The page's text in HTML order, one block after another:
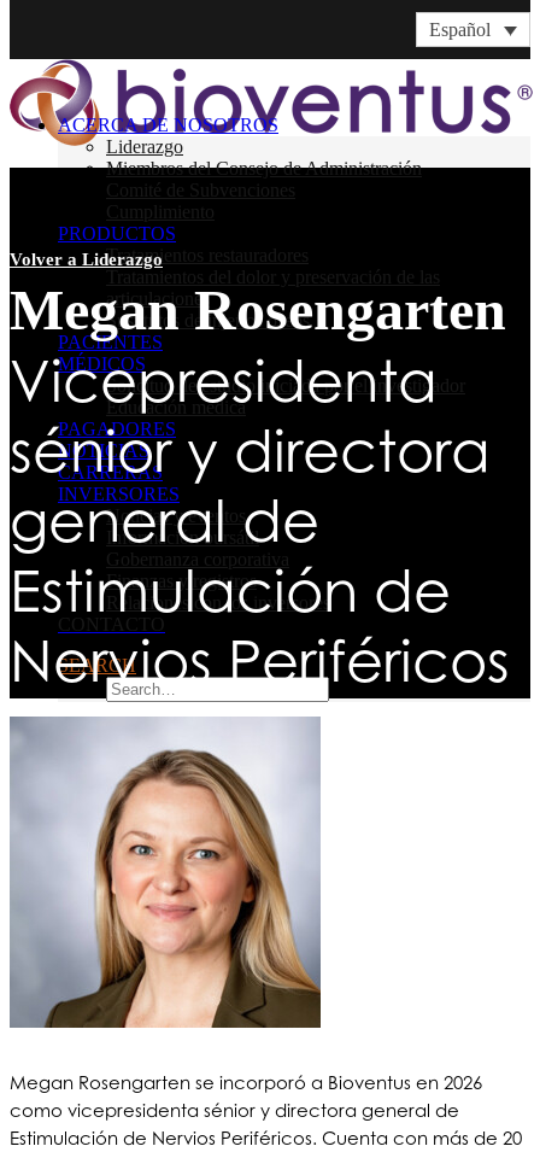
Español
ACERCA DE NOSOTROS
Liderazgo
Miembros del Consejo de Administración
Comité de Subvenciones
Cumplimiento
PRODUCTOS
Tratamientos restauradores
Tratamientos del dolor y preservación de las
articulaciones
Sustitutos de injertos óseos
PACIENTES
MÉDICOS
Solicitud de estudio iniciada por el investigador
Educación médica
PAGADORES
NOTICIAS
CARRERAS
INVERSORES
Noticias y eventos
Información bursátil
Gobernanza corporativa
Finanzas y registros
Relaciones con los inversores
CONTACTO
SEARCH
Volver a Liderazgo
Megan Rosengarten
Vicepresidenta
sénior y directora
general de
Estimulación de
Nervios Periféricos
Megan Rosengarten se incorporó a Bioventus en 2026
como vicepresidenta sénior y directora general de
Estimulación de Nervios Periféricos. Cuenta con más de 20